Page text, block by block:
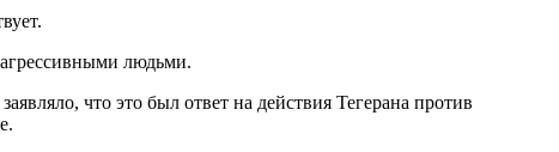
людьми.
что это был ответ на действия Тегерана против